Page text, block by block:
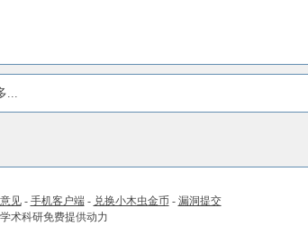
...
见- 手机客户端- 兑换小木虫金币 - 漏洞提交
术科研免费提供动力